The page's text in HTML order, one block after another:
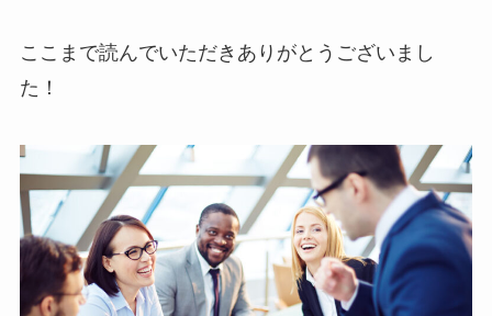
ここまで読んでいただきありがとうございまし
た！